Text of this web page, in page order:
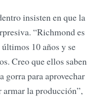
insisten en que la
“Richmond es
10 años y se
Creo que ellos saben
gorra para aprovechar
armar la producción”,